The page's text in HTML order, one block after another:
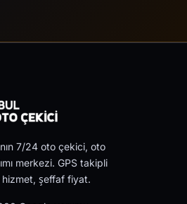
7/24 oto çekici, oto
merkezi. GPS takipli
şeffaf fiyat.